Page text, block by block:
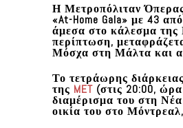
Η Μετροπόλιταν
«At-Home Gala» με 43
άμεσα στο κάλεσμα της
περίπτωση,
Μόσχα στη Μάλτα και
Το τετράωρης
της MET (στις 20:00,
διαμέρισμα του στη
οικία του στο